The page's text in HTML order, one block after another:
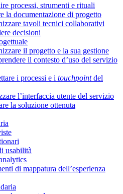
processi, strumenti e rituali
la documentazione di progetto
tavoli tecnici collaborativi
decisioni
il progetto e la sua gestione
il contesto d’uso del servizio
i processi e i touchpointdel
l’interfaccia utente del servizio
la soluzione ottenuta
usabilità
di mappatura dell’esperienza